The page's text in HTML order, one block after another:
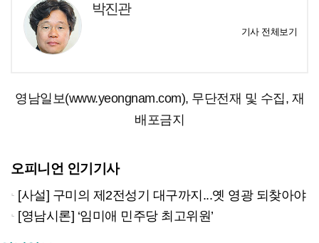
박진관
기사 전체보기
영남일보(www.yeongnam.com), 무단전재 및 수집, 재
배포금지
오피니언 인기기사
[사설] 구미의 제2전성기 대구까지...옛 영광 되찾아야
[영남시론] ‘임미애 민주당 최고위원’